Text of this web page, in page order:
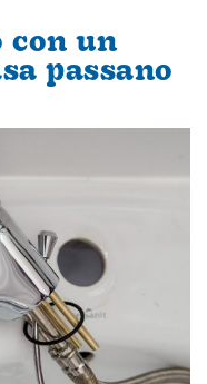
con un
passano